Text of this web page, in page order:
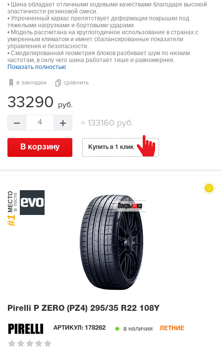
• Шина обладает отличными ходовыми качествами благодаря высокой
эластичности резиновой смеси.
• Упрочненный каркас препятствует деформации покрышки под
тяжелыми нагрузками и бортовыми ударами.
• Модель рассчитана на круглогодичное использование в странах с
умеренным климатом и имеет сбалансированные показатели
управления и безопасности.
• Смоделированная геометрия блоков разбивает шум по низким
частотам, в силу чего шина работает тише и равномернее.
Показать полностью
в закладки сравнить
33290 руб.
4 =133160 руб.
В корзину Купить в 1 клик
#1
МЕСТОв тесте
Pirelli P ZERO (PZ4) 295/35 R22 108Y
АРТИКУЛ: 178262 в наличии ЛЕТНИЕ